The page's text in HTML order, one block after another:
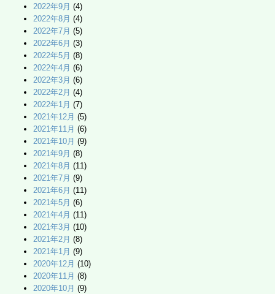
2022年9月 (4)
2022年8月 (4)
2022年7月 (5)
2022年6月 (3)
2022年5月 (8)
2022年4月 (6)
2022年3月 (6)
2022年2月 (4)
2022年1月 (7)
2021年12月 (5)
2021年11月 (6)
2021年10月 (9)
2021年9月 (8)
2021年8月 (11)
2021年7月 (9)
2021年6月 (11)
2021年5月 (6)
2021年4月 (11)
2021年3月 (10)
2021年2月 (8)
2021年1月 (9)
2020年12月 (10)
2020年11月 (8)
2020年10月 (9)